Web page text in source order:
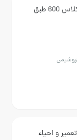
استعلام فلنج 2 اینچ کلاس 600 طبق
احیاء